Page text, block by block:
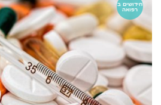
חידושים ב
רפואה